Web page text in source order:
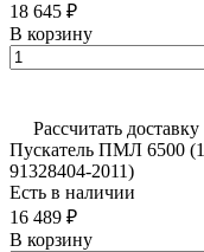
18 645 ₽
В корзину
Рассчитать доставку
Пускатель ПМЛ 6500
91328404-2011)
Есть в наличии
16 489 ₽
В корзину